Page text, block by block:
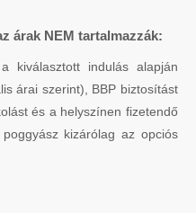
árak NEM tartalmazzák:
kiválasztott indulás alapján
árai szerint), BBP biztosítást
és a helyszínen fizetendő
kizárólag az opciós